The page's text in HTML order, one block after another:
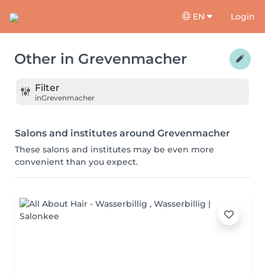
EN Login
Other in Grevenmacher
Filter
inGrevenmacher
Salons and institutes around Grevenmacher
These salons and institutes may be even more
convenient than you expect.